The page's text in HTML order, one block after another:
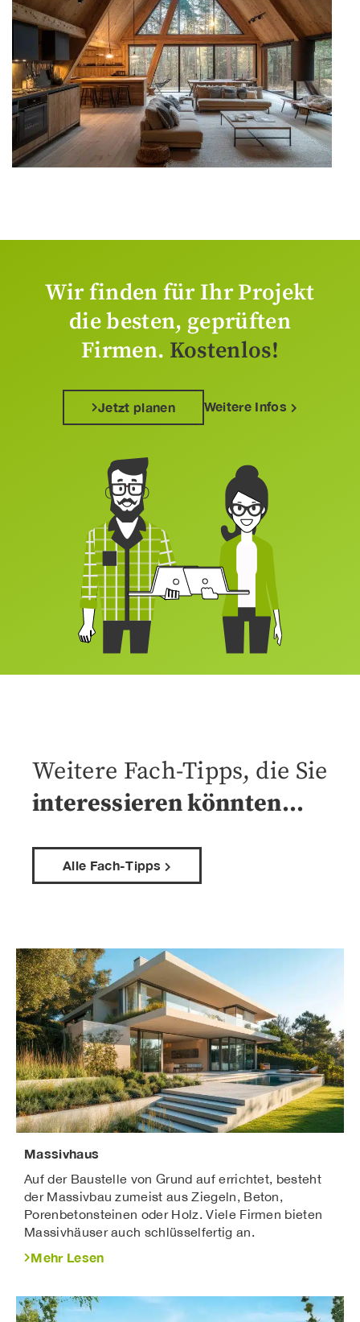
Wir finden für Ihr Projekt
die besten, geprüften
Firmen. Kostenlos!
Jetzt planen Weitere Infos
Weitere Fach-Tipps, die Sie
interessieren könnten…
Alle Fach-Tipps
Massivhaus
Auf der Baustelle von Grund auf errichtet, besteht
der Massivbau zumeist aus Ziegeln, Beton,
Porenbetonsteinen oder Holz. Viele Firmen bieten
Massivhäuser auch schlüsselfertig an.
Mehr Lesen